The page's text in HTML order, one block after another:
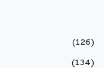
126
134